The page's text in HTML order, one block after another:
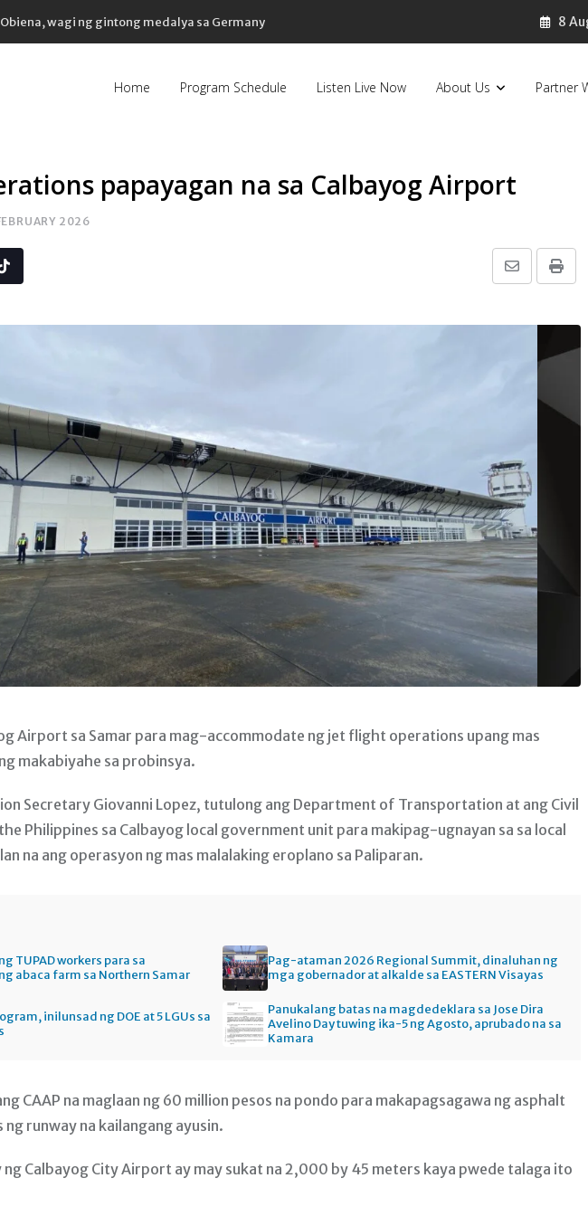
Obiena, wagi ng gintong medalya sa Germany 8
Home Program Schedule Listen Live Now About Us Partner
papayagan na sa Calbayog Airport
2026
Print
Share
Email
Tiktok
Airport sa Samar para mag-accommodate ng jet flight operations upang mas
makabiyahe sa probinsya.
Secretary Giovanni Lopez, tutulong ang Department of Transportation at ang Civil
Philippines sa Calbayog local government unit para makipag-ugnayan sa sa local
na ang operasyon ng mas malalaking eroplano sa Paliparan.
TUPAD workers para sa
abaca farm sa Northern Samar
Pag-ataman 2026 Regional Summit, dinaluhan ng
mga gobernador at alkalde sa EASTERN Visayas
inilunsad ng DOE at 5 LGUs sa
Panukalang batas na magdedeklara sa Jose Dira
Avelino Day tuwing ika-5 ng Agosto, aprubado na sa
Kamara
CAAP na maglaan ng 60 million pesos na pondo para makapagsagawa ng asphalt
runway na kailangang ayusin.
ng Calbayog City Airport ay may sukat na 2,000 by 45 meters kaya pwede talaga ito